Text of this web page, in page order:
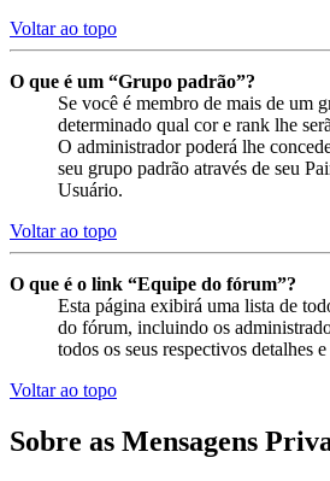
Voltar ao topo
O que é um “Grupo padrão”?
Se você é membro de mais de um
determinado qual cor e rank lhe
O administrador poderá lhe
seu grupo padrão através de seu
Usuário.
Voltar ao topo
O que é o link “Equipe do fórum”?
Esta página exibirá uma lista de
do fórum, incluindo os
todos os seus respectivos detalhes
Voltar ao topo
Sobre as Mensagens